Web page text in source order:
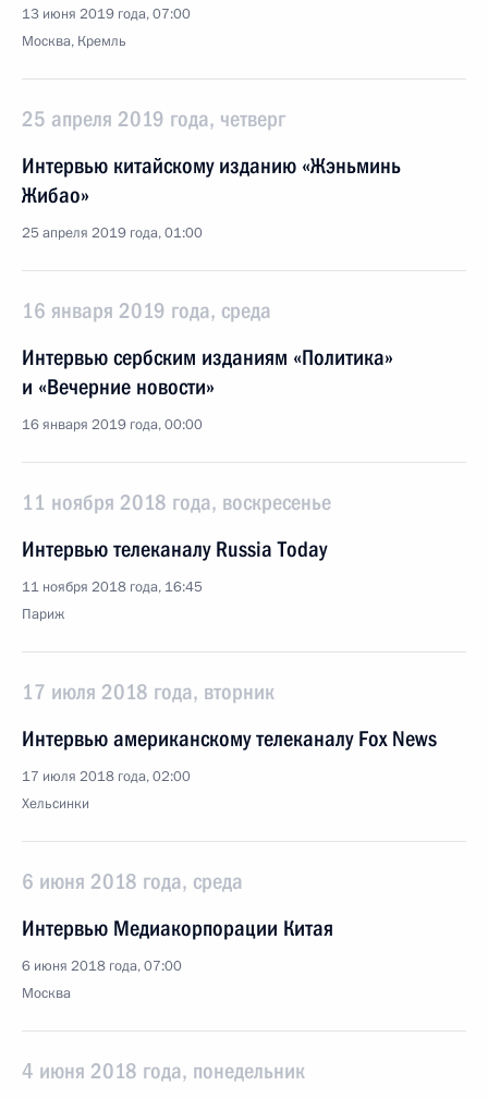
13 июня 2019 года, 07:00
Москва, Кремль
25 апреля 2019 года, четверг
Интервью китайскому изданию «Жэньминь
Жибао»
25 апреля 2019 года, 01:00
16 января 2019 года, среда
Интервью сербским изданиям «Политика»
и «Вечерние новости»
16 января 2019 года, 00:00
11 ноября 2018 года, воскресенье
Интервью телеканалу Russia Today
11 ноября 2018 года, 16:45
Париж
17 июля 2018 года, вторник
Интервью американскому телеканалу Fox News
17 июля 2018 года, 02:00
Хельсинки
6 июня 2018 года, среда
Интервью Медиакорпорации Китая
6 июня 2018 года, 07:00
Москва
4 июня 2018 года, понедельник